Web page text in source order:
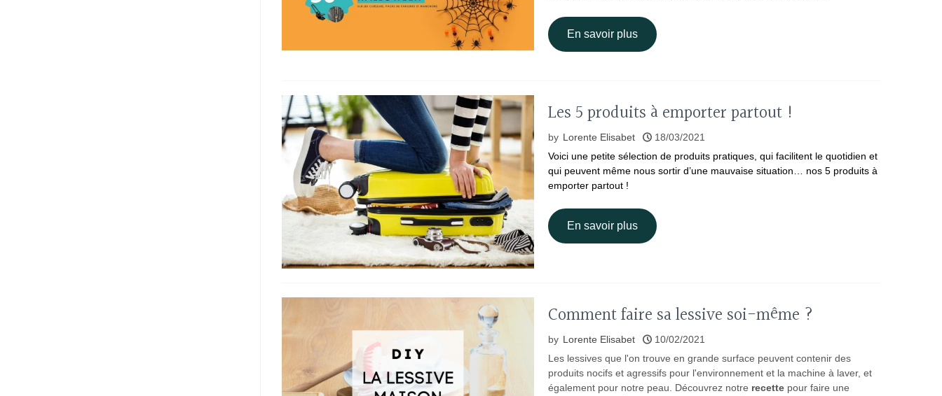
En savoir plus
Les 5 produits à emporter partout !
by Lorente Elisabet
18/03/2021
Voici une petite sélection de produits pratiques, qui facilitent le quotidien et
qui peuvent même nous sortir d’une mauvaise situation… nos 5 produits à
emporter partout !
En savoir plus
Comment faire sa lessive soi-même ?
by Lorente Elisabet
10/02/2021
Les lessives que l'on trouve en grande surface peuvent contenir des
produits nocifs et agressifs pour l'environnement et la machine à laver, et
également pour notre peau. Découvrez notre recette pour faire une